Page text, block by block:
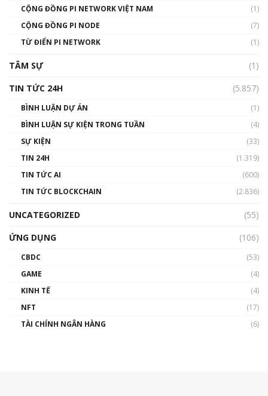
Talkshow 14: MemeCoin – Trò đùa tỷ đô
01:29:26
CỘNG ĐỒNG PI NETWORK VIỆT NAM
(1)
CỘNG ĐỒNG PI NODE
(7)
TỪ ĐIỂN PI NETWORK
(1)
TÂM SỰ
(1)
TIN TỨC 24H
(5.857)
BÌNH LUẬN DỰ ÁN
(1)
BÌNH LUẬN SỰ KIỆN TRONG TUẦN
(4)
SỰ KIỆN
(33)
TIN 24H
(1.319)
TIN TỨC AI
(600)
TIN TỨC BLOCKCHAIN
(2.836)
UNCATEGORIZED
(55)
ỨNG DỤNG
(106)
CBDC
(53)
GAME
(4)
KINH TẾ
(4)
NFT
(17)
TÀI CHÍNH NGÂN HÀNG
(6)